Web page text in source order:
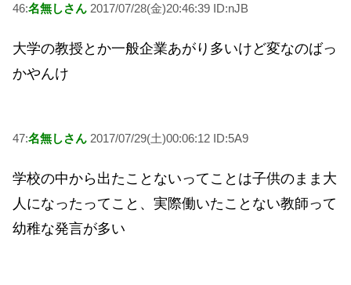
46:名無しさん 2017/07/28(金)20:46:39 ID:nJB
大学の教授とか一般企業あがり多いけど変なのばっ
かやんけ
47:名無しさん 2017/07/29(土)00:06:12 ID:5A9
学校の中から出たことないってことは子供のまま大
人になったってこと、実際働いたことない教師って
幼稚な発言が多い